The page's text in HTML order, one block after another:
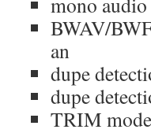
BWAV/
an
dupe
dupe
TRIM